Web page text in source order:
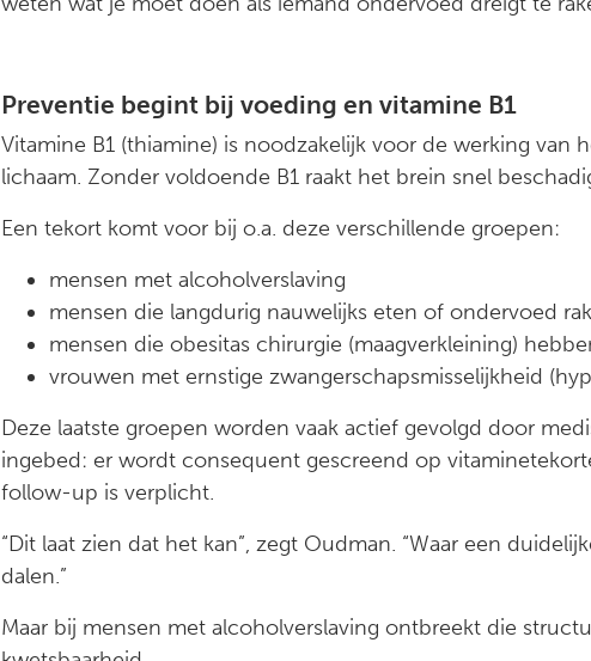
Preventie begint bij voeding en vitamine B1
Vitamine B1 (thiamine) is noodzakelijk voor de werking
lichaam. Zonder voldoende B1 raakt het brein snel
Een tekort komt voor bij o.a. deze verschillende groepen:
mensen met alcoholverslaving
mensen die langdurig nauwelijks eten of ondervoed
mensen die obesitas chirurgie (maagverkleining)
vrouwen met ernstige zwangerschapsmisselijkheid
Deze laatste groepen worden vaak actief gevolgd door
ingebed: er wordt consequent gescreend op
follow-up is verplicht.
“Dit laat zien dat het kan”, zegt Oudman. “Waar een
dalen.”
Maar bij mensen met alcoholverslaving ontbreekt die